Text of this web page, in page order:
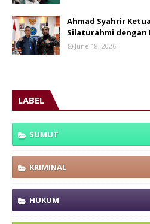
Ahmad Syahrir
Silaturahmi dengan
June 18, 2026
LABEL
SUMUT
KRIMINAL
HUKUM